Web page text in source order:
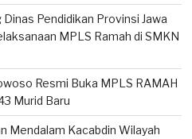
Dinas Pendidikan Provinsi Jawa
MPLS Ramah di SMKN
Resmi Buka MPLS RAMAH
Murid Baru
Mendalam Kacabdin Wilayah